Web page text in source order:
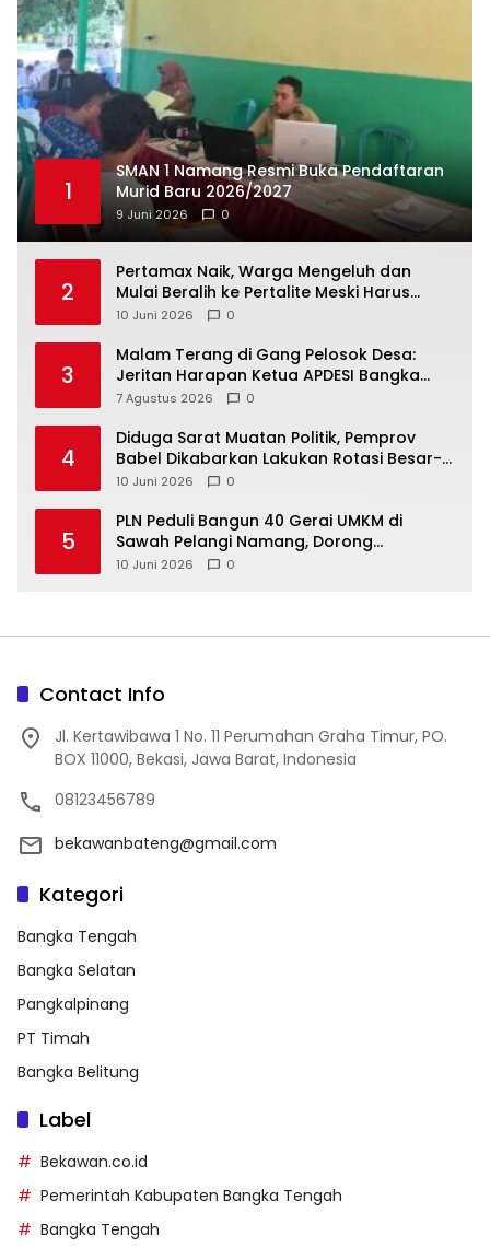
1
SMAN 1 Namang Resmi Buka Pendaftaran
Murid Baru 2026/2027
9 Juni 2026 0
2
‎Pertamax Naik, Warga Mengeluh dan
Mulai Beralih ke Pertalite Meski Harus
10 Juni 2026 0
3
Malam Terang di Gang Pelosok Desa:
Jeritan Harapan Ketua APDESI Bangka
Tengah untuk PLN Babel
7 Agustus 2026 0
4
‎Diduga Sarat Muatan Politik, Pemprov
Babel Dikabarkan Lakukan Rotasi Besar-
10 Juni 2026 0
5
‎PLN Peduli Bangun 40 Gerai UMKM di
Sawah Pelangi Namang, Dorong
10 Juni 2026 0
Contact Info
Jl. Kertawibawa 1 No. 11 Perumahan Graha Timur, PO.
BOX 11000, Bekasi, Jawa Barat, Indonesia
08123456789
bekawanbateng@gmail.com
Kategori
Bangka Tengah
Bangka Selatan
Pangkalpinang
PT Timah
Bangka Belitung
Label
Bekawan.co.id
Pemerintah Kabupaten Bangka Tengah
Bangka Tengah